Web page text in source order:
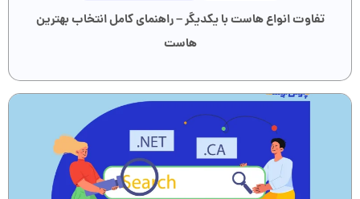
تفاوت انواع هاست با یکدیگر – راهنمای کامل انتخاب بهترین
هاست